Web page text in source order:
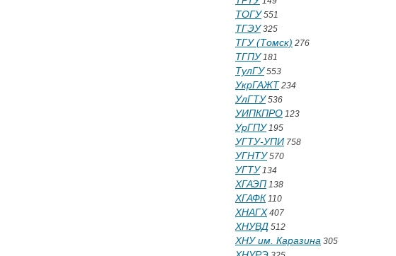
ТОГУ551
ТГЭУ325
ТГУ (Томск) 276
ТГПУ181
ТулГУ553
УкрГАЖТ 234
УлГТУ536
УИПКПРО 123
УрГПУ195
УГТУ-УПИ 758
УГНТУ570
УГТУ134
ХГАЭП 138
ХГАФК 110
ХНАГХ 407
ХНУВД 512
ХНУ им. Каразина 305